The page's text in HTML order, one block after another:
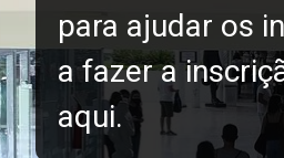
para ajudar os
a fazer a
aqui.